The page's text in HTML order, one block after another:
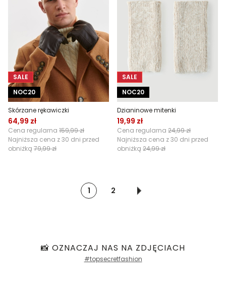
SALE
NOC20
Skórzane rękawiczki
64,99 zł
Cena regularna 159,99 zł
Najniższa cena z 30 dni przed
obniżką 79,99 zł
SALE
NOC20
Dzianinowe mitenki
19,99 zł
Cena regularna 24,99 zł
Najniższa cena z 30 dni przed
obniżką 24,99 zł
1 2
📸 OZNACZAJ NAS NA ZDJĘCIACH
#topsecretfashion